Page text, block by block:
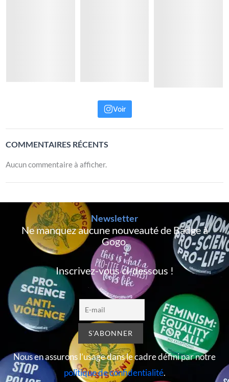
Voir
COMMENTAIRES RÉCENTS
Aucun commentaire à afficher.
Newsletter
Ne manquez aucune nouveauté de Badge à
Gogo,
Inscrivez-vous ci-dessous !
Nous en assurons l’usage dans le cadre défini par notre
politique de confidentialité.